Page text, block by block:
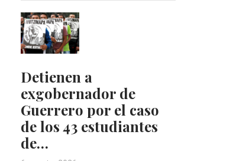
Detienen a
exgobernador de
Guerrero por el caso
de los 43 estudiantes
de…